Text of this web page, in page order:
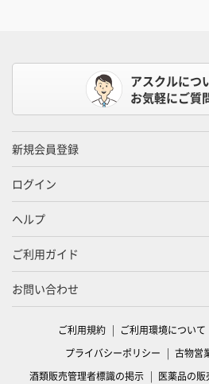
アスクルにつ
お気軽にご質
新規会員登録
ログイン
ヘルプ
ご利用ガイド
お問い合わせ
ご利用規約 ご利用環境について
プライバシーポリシー
古物営
酒類販売管理者標識の掲示
医薬品の